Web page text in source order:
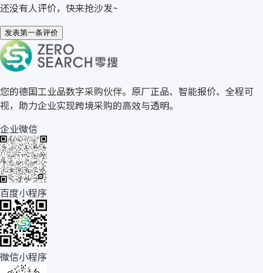
还没有人评价，快来抢沙发~
发表第一条评价
关于零搜
您的德国工业品数字采购伙伴。原厂正品、智能报价、全程可
视，助力企业实现跨境采购的高效与透明。
企业微信
百度小程序
微信小程序